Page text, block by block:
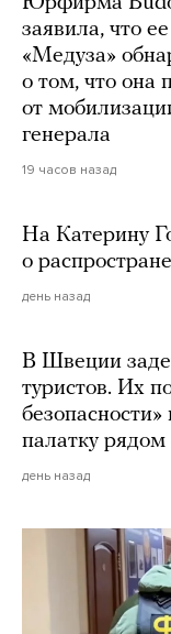
заявила, что
«Медуза»
о том, что она
от
генерала
19 часов назад
На Катерину
о
день назад
В Швеции
туристов. Их
безопасности»
палатку
день назад